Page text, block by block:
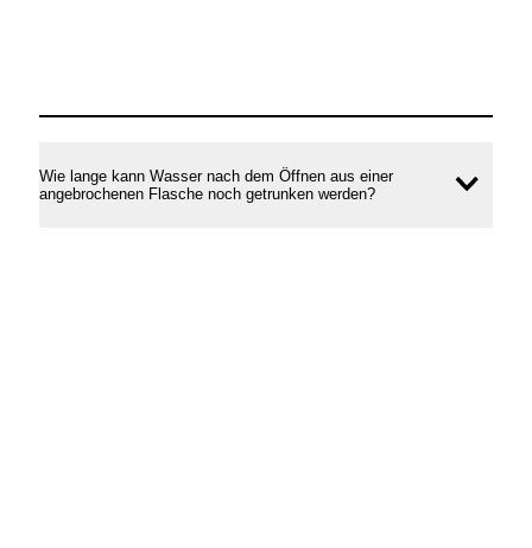
Wie lange kann Wasser nach dem Öffnen aus einer
angebrochenen Flasche noch getrunken werden?